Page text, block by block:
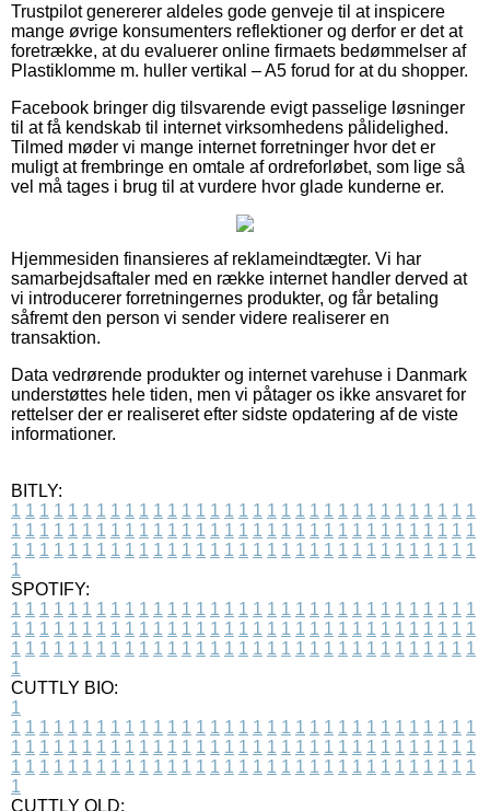
Trustpilot genererer aldeles gode genveje til at inspicere
mange øvrige konsumenters reflektioner og derfor er det at
foretrække, at du evaluerer online firmaets bedømmelser af
Plastiklomme m. huller vertikal – A5 forud for at du shopper.
Facebook bringer dig tilsvarende evigt passelige løsninger
til at få kendskab til internet virksomhedens pålidelighed.
Tilmed møder vi mange internet forretninger hvor det er
muligt at frembringe en omtale af ordreforløbet, som lige så
vel må tages i brug til at vurdere hvor glade kunderne er.
Hjemmesiden finansieres af reklameindtægter. Vi har
samarbejdsaftaler med en række internet handler derved at
vi introducerer forretningernes produkter, og får betaling
såfremt den person vi sender videre realiserer en
transaktion.
Data vedrørende produkter og internet varehuse i Danmark
understøttes hele tiden, men vi påtager os ikke ansvaret for
rettelser der er realiseret efter sidste opdatering af de viste
informationer.
BITLY:
1 1 1 1 1 1 1 1 1 1 1 1 1 1 1 1 1 1 1 1 1 1 1 1 1 1 1 1 1 1 1 1 1
1 1 1 1 1 1 1 1 1 1 1 1 1 1 1 1 1 1 1 1 1 1 1 1 1 1 1 1 1 1 1 1 1
1 1 1 1 1 1 1 1 1 1 1 1 1 1 1 1 1 1 1 1 1 1 1 1 1 1 1 1 1 1 1 1 1
1
SPOTIFY:
1 1 1 1 1 1 1 1 1 1 1 1 1 1 1 1 1 1 1 1 1 1 1 1 1 1 1 1 1 1 1 1 1
1 1 1 1 1 1 1 1 1 1 1 1 1 1 1 1 1 1 1 1 1 1 1 1 1 1 1 1 1 1 1 1 1
1 1 1 1 1 1 1 1 1 1 1 1 1 1 1 1 1 1 1 1 1 1 1 1 1 1 1 1 1 1 1 1 1
1
CUTTLY BIO:
1
1 1 1 1 1 1 1 1 1 1 1 1 1 1 1 1 1 1 1 1 1 1 1 1 1 1 1 1 1 1 1 1 1
1 1 1 1 1 1 1 1 1 1 1 1 1 1 1 1 1 1 1 1 1 1 1 1 1 1 1 1 1 1 1 1 1
1 1 1 1 1 1 1 1 1 1 1 1 1 1 1 1 1 1 1 1 1 1 1 1 1 1 1 1 1 1 1 1 1
1
CUTTLY OLD: